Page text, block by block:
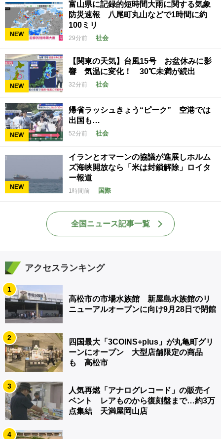
NEW
富山県に記録的短時間大雨に関する気象
防災速報 八尾町丸山などで1時間に約
100ミリ
29分前 社会
NEW
【関東の天気】台風15号 お盆休みに影
響 気温に変化！ 30℃未満が続出
32分前 社会
NEW
帰省ラッシュきょう“ピーク” 空港では
出国も…
52分前 社会
NEW
イランとオマーンの協議が進展しホルム
ズ海峡開放なら「米は封鎖解除」ロイタ
ー報道
1時間前 国際
全国ニュース記事一覧
アクセスランキング
1
高松市の市場水族館 新屋島水族館のリ
ニューアルオープンに向け9月28日で閉館
2
四国最大「3COINS+plus」が丸亀町グリ
ーンにオープン 大型店舗限定の商品
も 高松市
3
人気再燃「アナログレコード」の販売イ
ベント レアものから復刻盤まで…約3万
点集結 天満屋岡山店
4